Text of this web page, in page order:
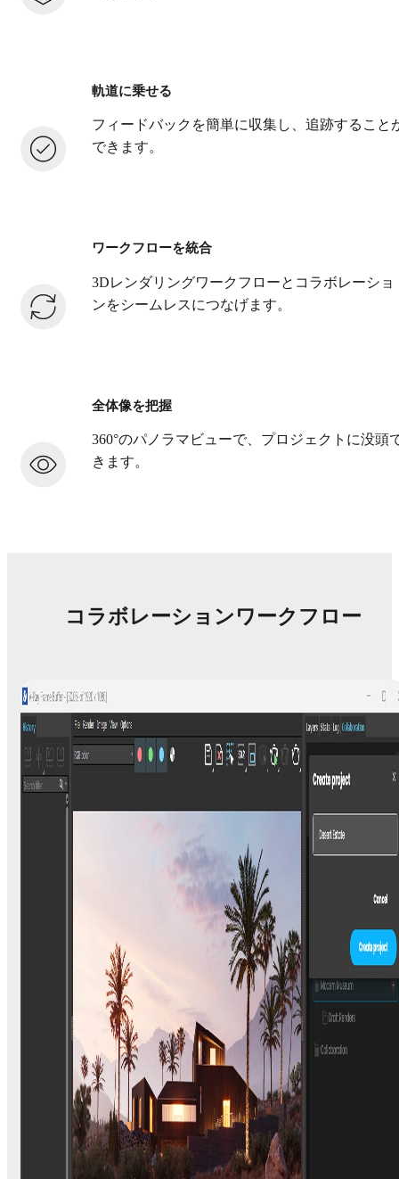
軌道に乗せる
フィードバックを簡単に収集し、追跡すること
できます。
ワークフローを統合
3Dレンダリングワークフローとコラボレーショ
ンをシームレスにつなげます。
全体像を把握
360°のパノラマビューで、プロジェクトに没頭
きます。
コラボレーションワークフロー